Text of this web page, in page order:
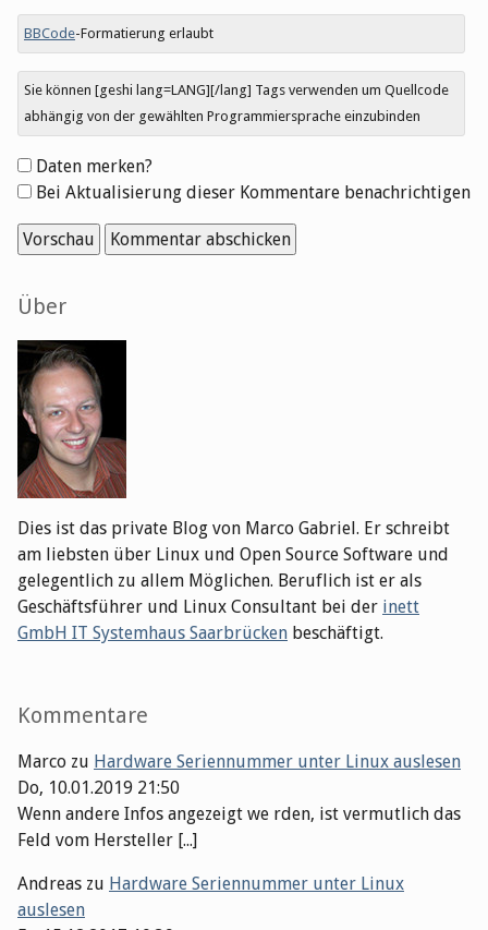
BBCode-Formatierung erlaubt
Sie können [geshi lang=LANG][/lang] Tags verwenden um Quellcode
abhängig von der gewählten Programmiersprache einzubinden
Formular-
Optionen
Daten merken?
Bei Aktualisierung dieser Kommentare benachrichtigen
Seitenleiste
Über
Dies ist das private Blog von Marco Gabriel. Er schreibt
am liebsten über Linux und Open Source Software und
gelegentlich zu allem Möglichen. Beruflich ist er als
Geschäftsführer und Linux Consultant bei der inett
GmbH IT Systemhaus Saarbrücken beschäftigt.
Kommentare
Marco zu Hardware Seriennummer unter Linux auslesen
Do, 10.01.2019 21:50
Wenn andere Infos angezeigt we rden, ist vermutlich das
Feld vom Hersteller [...]
Andreas zu Hardware Seriennummer unter Linux
auslesen